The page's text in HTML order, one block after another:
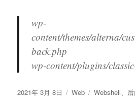
wp-
content/themes/alterna/
back.php
wp-content/plugins/
发
2021年 3月 8日
分
Web
标
Webshell、